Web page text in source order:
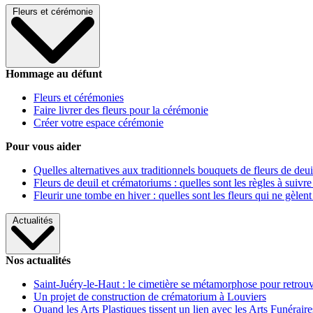
Fleurs et cérémonie
Hommage au défunt
Fleurs et cérémonies
Faire livrer des fleurs pour la cérémonie
Créer votre espace cérémonie
Pour vous aider
Quelles alternatives aux traditionnels bouquets de fleurs de
Fleurs de deuil et crématoriums : quelles sont les règles à
Fleurir une tombe en hiver : quelles sont les fleurs qui ne gèlent
Actualités
Nos actualités
Saint-Juéry-le-Haut : le cimetière se métamorphose pour
Un projet de construction de crématorium à Louviers
Quand les Arts Plastiques tissent un lien avec les Arts